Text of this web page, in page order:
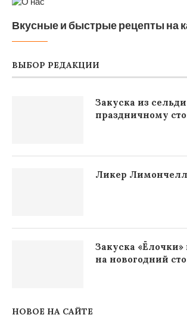
Вкусные и быстрые рецепты на
ВЫБОР РЕДАКЦИИ
Закуска из
праздничному
Ликер
Закуска «Ёлочки»
на новогодний
НОВОЕ НА САЙТЕ